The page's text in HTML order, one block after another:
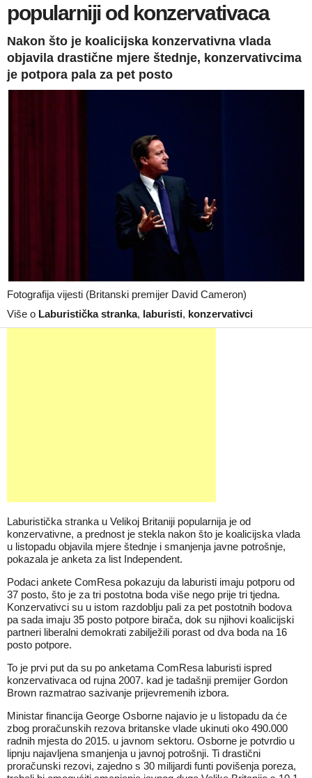
popularniji od konzervativaca
Nakon što je koalicijska konzervativna vlada
objavila drastične mjere štednje, konzervativcima
je potpora pala za pet posto
Fotografija vijesti (Britanski premijer David Cameron)
Više o Laburistička stranka, laburisti, konzervativci
Laburistička stranka u Velikoj Britaniji popularnija je od
konzervativne, a prednost je stekla nakon što je koalicijska vlada
u listopadu objavila mjere štednje i smanjenja javne potrošnje,
pokazala je anketa za list Independent.
Podaci ankete ComResa pokazuju da laburisti imaju potporu od
37 posto, što je za tri postotna boda više nego prije tri tjedna.
Konzervativci su u istom razdoblju pali za pet postotnih bodova
pa sada imaju 35 posto potpore birača, dok su njihovi koalicijski
partneri liberalni demokrati zabilježili porast od dva boda na 16
posto potpore.
To je prvi put da su po anketama ComResa laburisti ispred
konzervativaca od rujna 2007. kad je tadašnji premijer Gordon
Brown razmatrao sazivanje prijevremenih izbora.
Ministar financija George Osborne najavio je u listopadu da će
zbog proračunskih rezova britanske vlade ukinuti oko 490.000
radnih mjesta do 2015. u javnom sektoru. Osborne je potvrdio u
lipnju najavljena smanjenja u javnoj potrošnji. Ti drastični
proračunski rezovi, zajedno s 30 milijardi funti povišenja poreza,